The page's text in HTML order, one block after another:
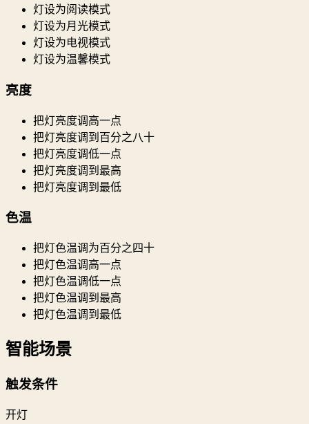
灯设为阅读模式
灯设为月光模式
灯设为电视模式
灯设为温馨模式
亮度
把灯亮度调高一点
把灯亮度调到百分之八十
把灯亮度调低一点
把灯亮度调到最高
把灯亮度调到最低
色温
把灯色温调为百分之四十
把灯色温调高一点
把灯色温调低一点
把灯色温调到最高
把灯色温调到最低
智能场景
触发条件
开灯